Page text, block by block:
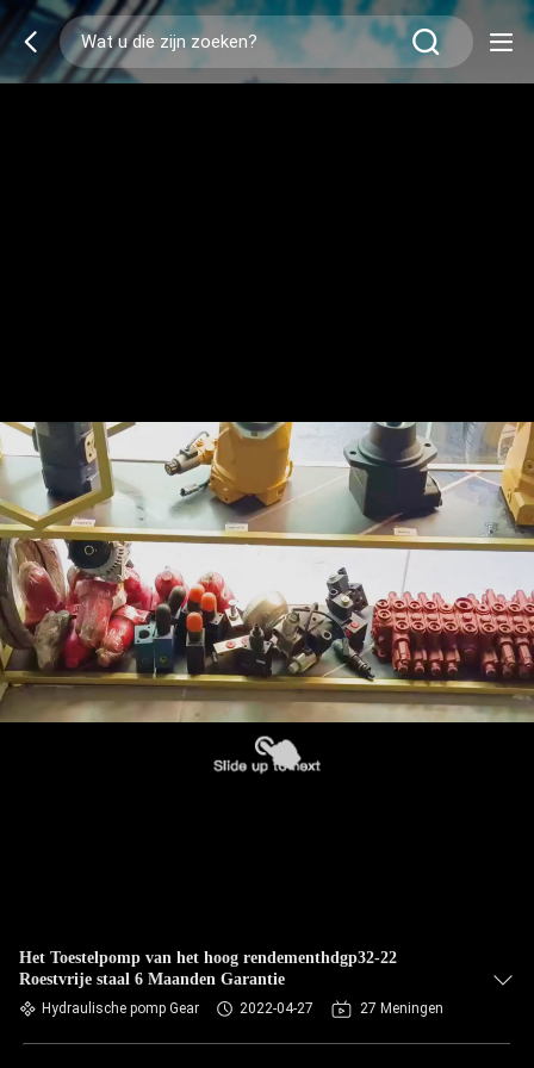
Het Toestelpomp van het hoog rendementhdgp32-22
Roestvrije staal 6 Maanden Garantie
Hydraulische pomp Gear 2022-04-27 27 Meningen